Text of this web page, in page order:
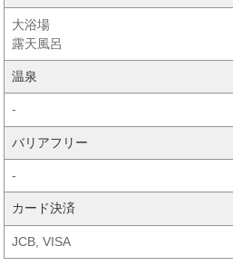
大浴場
露天風呂
温泉
-
バリアフリー
-
カード決済
JCB, VISA